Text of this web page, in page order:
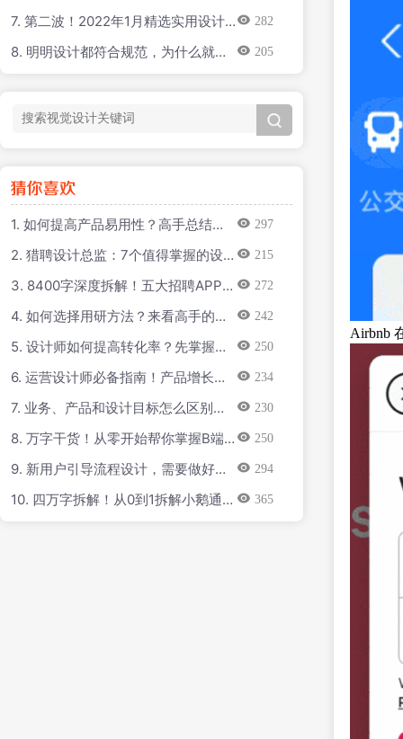
7. 第二波！2022年1月精选实用设计
282
8. 明明设计都符合规范，为什么就是
205
1. 如何提高产品易用性？高手总结了3
297
2. 猎聘设计总监：7个值得掌握的设
215
3. 8400字深度拆解！五大招聘APP的
272
4. 如何选择用研方法？来看高手的总
242
5. 设计师如何提高转化率？先掌握基
250
6. 运营设计师必备指南！产品增长三
234
7. 业务、产品和设计目标怎么区别？
230
8. 万字干货！从零开始帮你掌握B端
250
9. 新用户引导流程设计，需要做好这
294
10. 四万字拆解！从0到1拆解小鹅通后
365
Airbnb